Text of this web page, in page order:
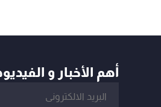
أهم الأخبار و